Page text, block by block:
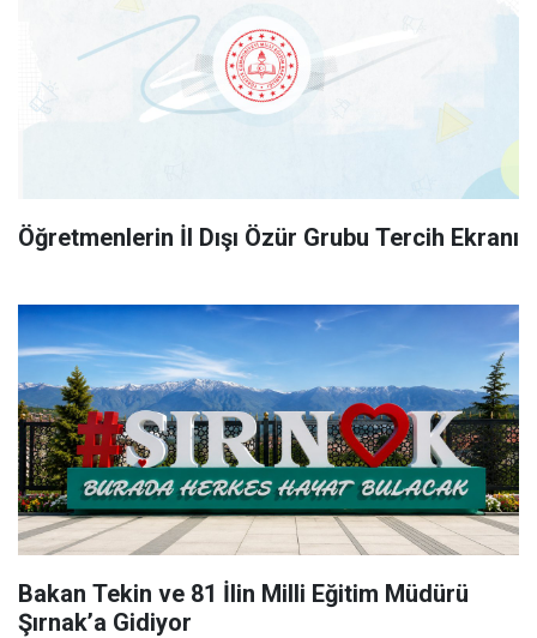
Öğretmenlerin İl Dışı Özür Grubu Tercih Ekranı
Bakan Tekin ve 81 İlin Milli Eğitim Müdürü
Şırnak’a Gidiyor